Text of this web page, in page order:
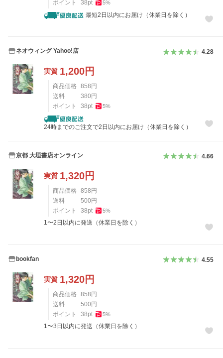
ポイント
38pt 5%
最短2日以内にお届け（休業日を除く）
ネオウィング Yahoo!店 4.28
実質 1,200円
商品価格 858 円
送料
380 円
ポイント
38pt 5%
24時までのご注文で2日以内にお届け（休業日を除く）
京都 大垣書店オンライン 4.66
実質 1,320円
商品価格 858円
送料
500円
ポイント
38pt 5%
1〜2日以内に発送（休業日を除く）
bookfan 4.55
実質 1,320円
商品価格 858円
送料
500円
ポイント
38pt 5%
1〜3日以内に発送（休業日を除く）